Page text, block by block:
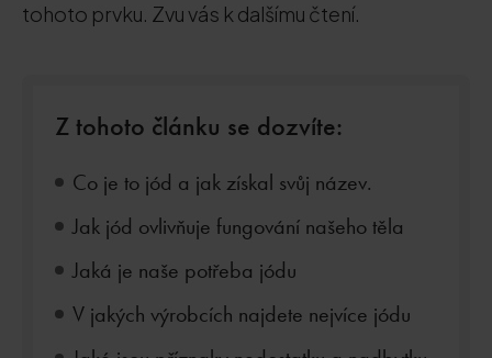
tohoto prvku. Zvu vás k dalšímu čtení.
Z tohoto článku se dozvíte:
Co je to jód a jak získal svůj název.
Jak jód ovlivňuje fungování našeho těla
Jaká je naše potřeba jódu
V jakých výrobcích najdete nejvíce jódu